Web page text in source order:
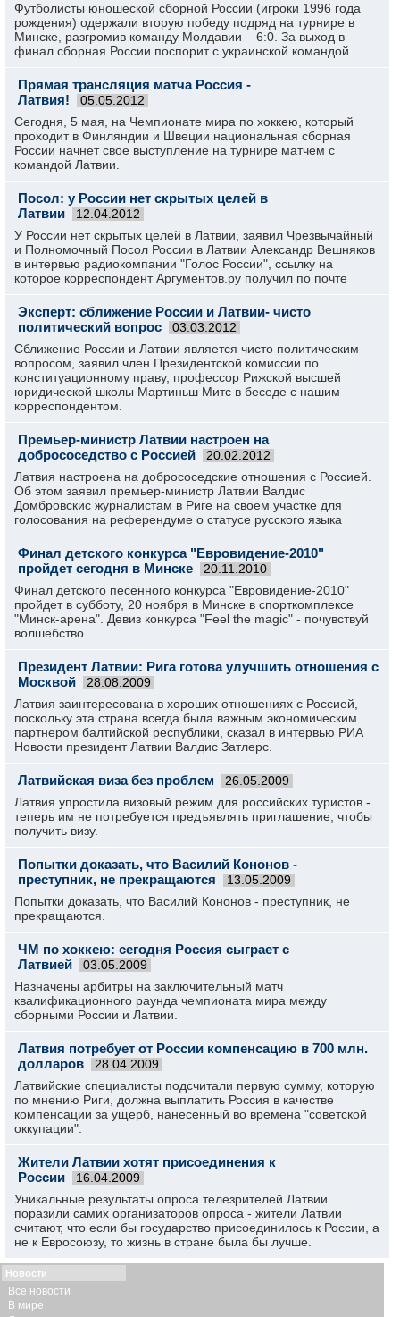
Футболисты юношеской сборной России (игроки 1996 года
рождения) одержали вторую победу подряд на турнире в
Минске, разгромив команду Молдавии – 6:0. За выход в
финал сборная России поспорит с украинской командой.
Прямая трансляция матча Россия -
Латвия!
05.05.2012
Сегодня, 5 мая, на Чемпионате мира по хоккею, который
проходит в Финляндии и Швеции национальная сборная
России начнет свое выступление на турнире матчем с
командой Латвии.
Посол: у России нет скрытых целей в
Латвии
12.04.2012
У России нет скрытых целей в Латвии, заявил Чрезвычайный
и Полномочный Посол России в Латвии Александр Вешняков
в интервью радиокомпании "Голос России", ссылку на
которое корреспондент Аргументов.ру получил по почте
Эксперт: сближение России и Латвии- чисто
политический вопрос
03.03.2012
Сближение России и Латвии является чисто политическим
вопросом, заявил член Президентской комиссии по
конституационному праву, профессор Рижской высшей
юридической школы Мартиньш Митс в беседе с нашим
корреспондентом.
Премьер-министр Латвии настроен на
добрососедство с Россией
20.02.2012
Латвия настроена на добрососедские отношения с Россией.
Об этом заявил премьер-министр Латвии Валдис
Домбровскис журналистам в Риге на своем участке для
голосования на референдуме о статусе русского языка
Финал детского конкурса "Евровидение-2010"
пройдет сегодня в Минске
20.11.2010
Финал детского песенного конкурса "Евровидение-2010"
пройдет в субботу, 20 ноября в Минске в спорткомплексе
"Минск-арена". Девиз конкурса "Feel the magic" - почувствуй
волшебство.
Президент Латвии: Рига готова улучшить отношения с
Москвой
28.08.2009
Латвия заинтересована в хороших отношениях с Россией,
поскольку эта страна всегда была важным экономическим
партнером балтийской республики, сказал в интервью РИА
Новости президент Латвии Валдис Затлерс.
Латвийская виза без проблем 26.05.2009
Латвия упростила визовый режим для российских туристов -
теперь им не потребуется предъявлять приглашение, чтобы
получить визу.
Попытки доказать, что Василий Кононов -
преступник, не прекращаются
13.05.2009
Попытки доказать, что Василий Кононов - преступник, не
прекращаются.
ЧМ по хоккею: сегодня Россия сыграет с
Латвией
03.05.2009
Назначены арбитры на заключительный матч
квалификационного раунда чемпионата мира между
сборными России и Латвии.
Латвия потребует от России компенсацию в 700 млн.
долларов
28.04.2009
Латвийские специалисты подсчитали первую сумму, которую
по мнению Риги, должна выплатить Россия в качестве
компенсации за ущерб, нанесенный во времена "советской
оккупации".
Жители Латвии хотят присоединения к
России
16.04.2009
Уникальные результаты опроса телезрителей Латвии
поразили самих организаторов опроса - жители Латвии
считают, что если бы государство присоединилось к России, а
не к Евросоюзу, то жизнь в стране была бы лучше.
Новости
Все новости
В мире